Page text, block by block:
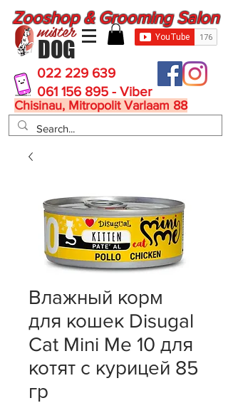
DOG
mister
Zooshop & Grooming Salon
022 229 639
061 156 895 - Viber
Chisinau, Mitropolit Varlaam 88
Влажный корм
для кошек Disugal
Cat Mini Me 10 для
котят с курицей 85
гр